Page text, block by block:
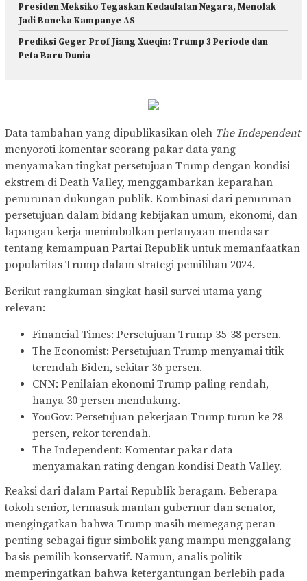
Presiden Meksiko Tegaskan Kedaulatan Negara, Menolak
Jadi Boneka Kampanye AS
Prediksi Geger Prof Jiang Xueqin: Trump 3 Periode dan
Peta Baru Dunia
Data tambahan yang dipublikasikan oleh The Independent
menyoroti komentar seorang pakar data yang
menyamakan tingkat persetujuan Trump dengan kondisi
ekstrem di Death Valley, menggambarkan keparahan
penurunan dukungan publik. Kombinasi dari penurunan
persetujuan dalam bidang kebijakan umum, ekonomi, dan
lapangan kerja menimbulkan pertanyaan mendasar
tentang kemampuan Partai Republik untuk memanfaatkan
popularitas Trump dalam strategi pemilihan 2024.
Berikut rangkuman singkat hasil survei utama yang
relevan:
Financial Times: Persetujuan Trump 35-38 persen.
The Economist: Persetujuan Trump menyamai titik
terendah Biden, sekitar 36 persen.
CNN: Penilaian ekonomi Trump paling rendah,
hanya 30 persen mendukung.
YouGov: Persetujuan pekerjaan Trump turun ke 28
persen, rekor terendah.
The Independent: Komentar pakar data
menyamakan rating dengan kondisi Death Valley.
Reaksi dari dalam Partai Republik beragam. Beberapa
tokoh senior, termasuk mantan gubernur dan senator,
mengingatkan bahwa Trump masih memegang peran
penting sebagai figur simbolik yang mampu menggalang
basis pemilih konservatif. Namun, analis politik
memperingatkan bahwa ketergantungan berlebih pada